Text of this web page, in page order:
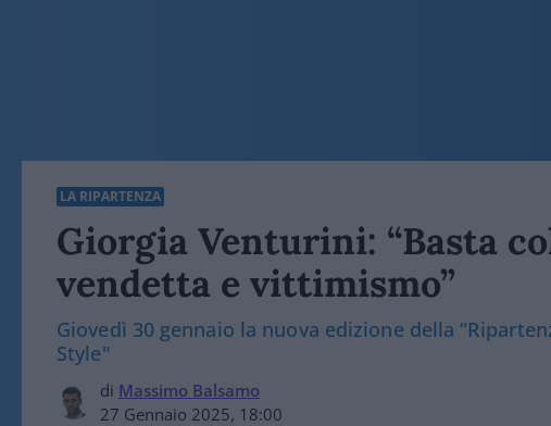
LA RIPARTENZA
Giorgia Venturini: “Basta
vendetta e vittimismo”
Giovedì 30 gennaio la nuova edizione della
Style"
di Massimo Balsamo
27 Gennaio 2025, 18:00